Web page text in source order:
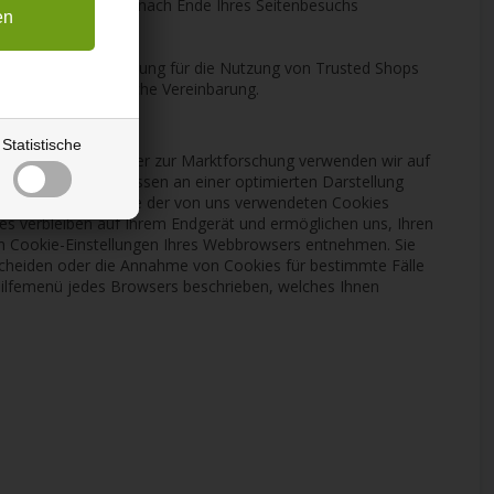
Statistische
sieben Tagen nach Ende Ihres Seitenbesuchs
einer Bestellung für die Nutzung von Trusted Shops
vertragliche Vereinbarung.
anzuzeigen oder zur Marktforschung verwenden wir auf
Interessen an einer optimierten Darstellung
werden. Einige der von uns verwendeten Cookies
verbleiben auf Ihrem Endgerät und ermöglichen uns, Ihren
Einstellungen Ihres Webbrowsers entnehmen. Sie
oder die Annahme von Cookies für bestimmte Fälle
jedes Browsers beschrieben, welches Ihnen